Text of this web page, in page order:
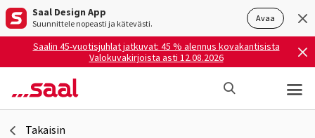
Saal Design App
Suunnittele nopeasti ja kätevästi. Avaa
Saalin 45-vuotisjuhlat jatkuvat: 45 % alennus kovakantisista
Valokuvakirjoista asti 12.08.2026
Takaisin